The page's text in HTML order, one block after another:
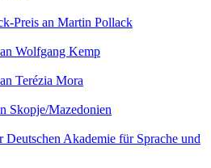
Preis an Martin Pollack
Wolfgang Kemp
Terézia Mora
Skopje/Mazedonien
Akademie für Sprache und